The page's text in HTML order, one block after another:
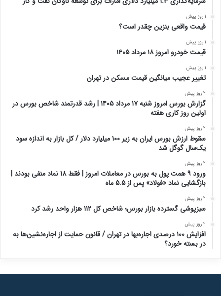
1 روز پیش
قیمت واقعی بنزین چقدر است؟
1 روز پیش
قیمت خودرو امروز ۱۸ مرداد ۱۴۰۵
1 روز پیش
تغییر عجیب میانگین قیمت مسکن در تهران
2 روز پیش
گزارش بورس امروز شنبه ۱۷ مرداد ۱۴۰۵ | رشد قدرتمند شاخص بورس در
اولین روز کاری هفته
2 روز پیش
سقوط ارزش بورس ایران به زیر ۱۰۰ میلیارد دلار / کل بازار به اندازه سود
یک‌سال گوگل شد
2 روز پیش
ورود 9 همت پول به بورس در معاملات امروز | فقط 18 نماد منفی بودند |
بازگشایی نماد «فولاد» پس از 5.5 ماه
2 روز پیش
سبزپوشی گسترده بازار بورس؛ شاخص کل ۱۱۲ هزار واحد رشد کرد
2 روز پیش
افزایش ۱۰۰ درصدی اجاره‌بها در تهران / قانون حمایت از اجاره‌نشین‌ها به
در بسته خورد؟